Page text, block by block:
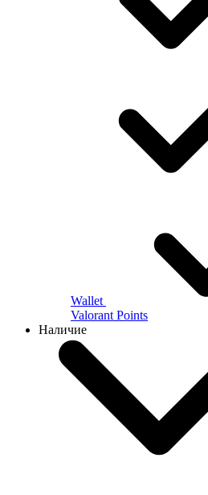
Wallet
Valorant Points
Наличие